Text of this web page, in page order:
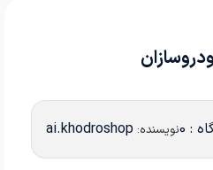
: 0 نویسنده:ai.khodroshop